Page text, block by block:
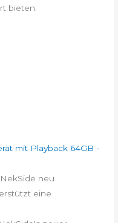
bieten.
mit Playback 64GB -
NekSide neu
eine